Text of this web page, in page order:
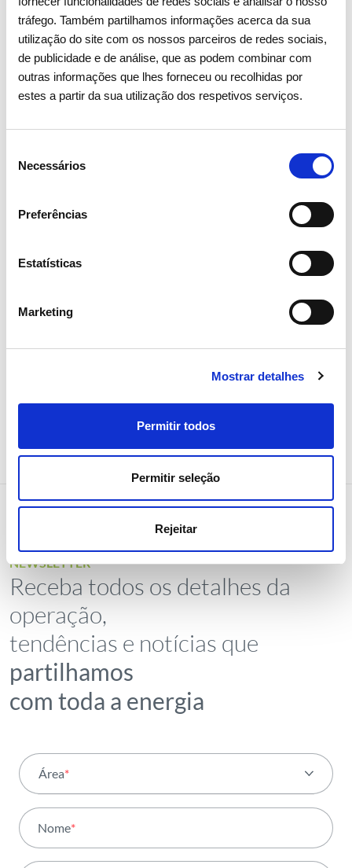
tráfego. Também partilhamos informações acerca da sua
utilização do site com os nossos parceiros de redes sociais,
de publicidade e de análise, que as podem combinar com
outras informações que lhes forneceu ou recolhidas por
estes a partir da sua utilização dos respetivos serviços.
Necessários
Preferências
Estatísticas
Marketing
Mostrar detalhes
Permitir todos
Permitir seleção
Rejeitar
15 ABRIL 2026
2026 aprova todos os pontos
NEWSLETTER
Receba todos os detalhes da
operação,
tendências e notícias que
partilhamos
com toda a energia
Área*
Atividade
Nome*